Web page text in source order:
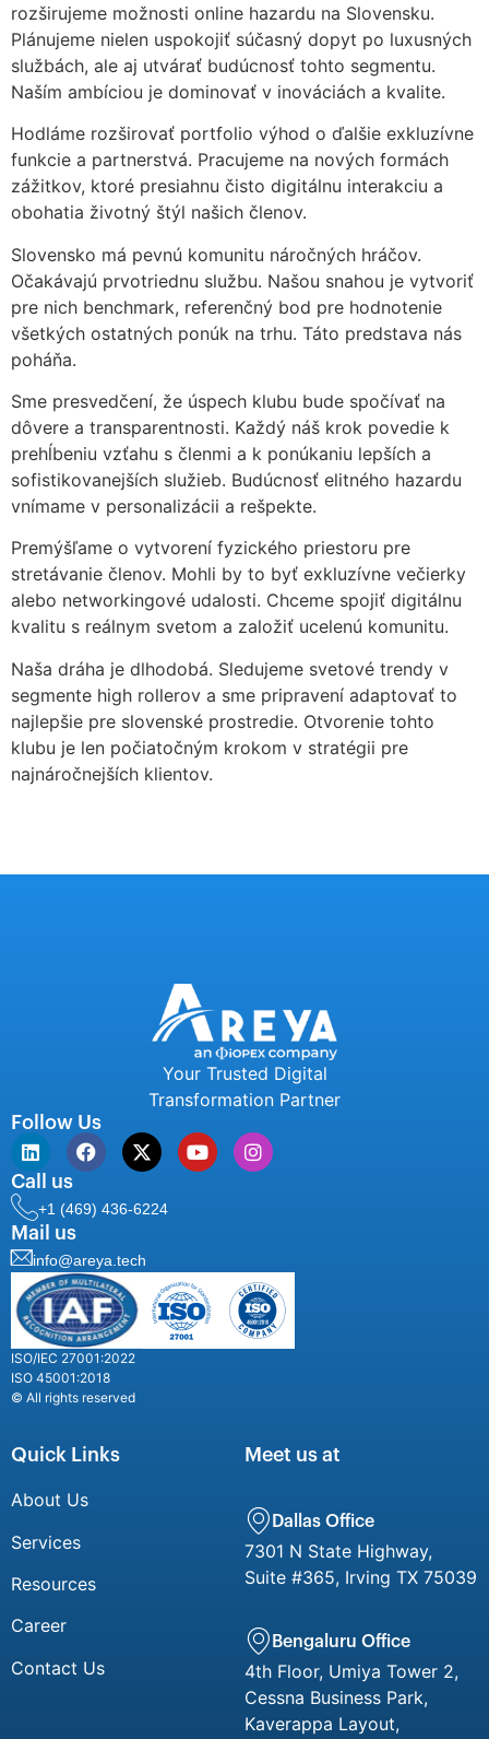
rozširujeme možnosti online hazardu na Slovensku.
Plánujeme nielen uspokojiť súčasný dopyt po luxusných
službách, ale aj utvárať budúcnosť tohto segmentu.
Naším ambíciou je dominovať v inováciách a kvalite.
Hodláme rozširovať portfolio výhod o ďalšie exkluzívne
funkcie a partnerstvá. Pracujeme na nových formách
zážitkov, ktoré presiahnu čisto digitálnu interakciu a
obohatia životný štýl našich členov.
Slovensko má pevnú komunitu náročných hráčov.
Očakávajú prvotriednu službu. Našou snahou je vytvoriť
pre nich benchmark, referenčný bod pre hodnotenie
všetkých ostatných ponúk na trhu. Táto predstava nás
poháňa.
Sme presvedčení, že úspech klubu bude spočívať na
dôvere a transparentnosti. Každý náš krok povedie k
prehĺbeniu vzťahu s členmi a k ponúkaniu lepších a
sofistikovanejších služieb. Budúcnosť elitného hazardu
vnímame v personalizácii a rešpekte.
Premýšľame o vytvorení fyzického priestoru pre
stretávanie členov. Mohli by to byť exkluzívne večierky
alebo networkingové udalosti. Chceme spojiť digitálnu
kvalitu s reálnym svetom a založiť ucelenú komunitu.
Naša dráha je dlhodobá. Sledujeme svetové trendy v
segmente high rollerov a sme pripravení adaptovať to
najlepšie pre slovenské prostredie. Otvorenie tohto
klubu je len počiatočným krokom v stratégii pre
najnáročnejších klientov.
Your Trusted Digital
Transformation Partner
Follow Us
Call us
+1 (469) 436-6224
Mail us
info@areya.tech
ISO/IEC 27001:2022
ISO 45001:2018
© All rights reserved
Quick Links
About Us
Services
Resources
Career
Contact Us
Meet us at
Dallas Office
7301 N State Highway,
Suite #365, Irving TX 75039
Bengaluru Office
4th Floor, Umiya Tower 2,
Cessna Business Park,
Kaverappa Layout,